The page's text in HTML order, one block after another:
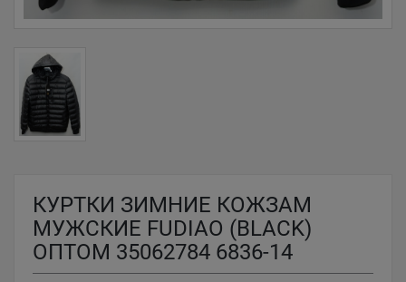
КУРТКИ ЗИМНИЕ КОЖЗАМ
МУЖСКИЕ FUDIAO (BLACK)
ОПТОМ 35062784 6836-14